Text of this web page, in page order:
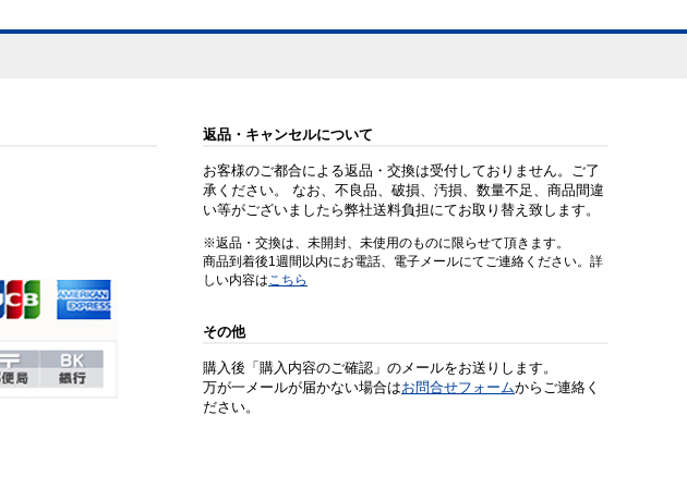
返品・キャンセルについて
お客様のご都合による返品・交換は受付しておりません。ご了
承ください。 なお、不良品、破損、汚損、数量不足、商品間違
い等がございましたら弊社送料負担にてお取り替え致します。
※返品・交換は、未開封、未使用のものに限らせて頂きます。
商品到着後1週間以内にお電話、電子メールにてご連絡ください。詳
しい内容はこちら
その他
購入後「購入内容のご確認」のメールをお送りします。
万が一メールが届かない場合はお問合せフォームからご連絡く
ださい。